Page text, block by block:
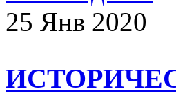
25 Янв 2020